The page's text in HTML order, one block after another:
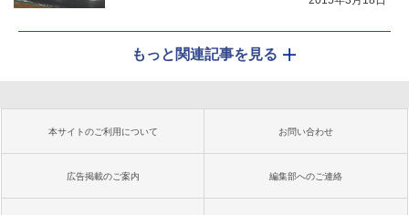
もっと関連記事を見る
本サイトのご利用について お問い合わせ
広告掲載のご案内 編集部へのご連絡